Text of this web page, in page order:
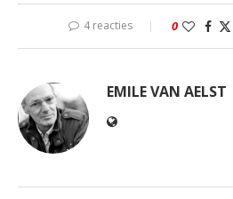
4 reacties 0
EMILE VAN AELST